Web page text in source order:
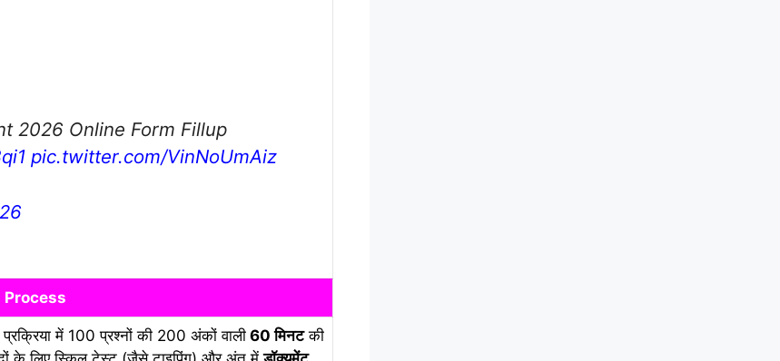
2026 Online Form Fillup
pic.twitter.com/VinNoUmAiz
में 100 प्रश्नों की 200 अंकों वाली 60 मिनटकी